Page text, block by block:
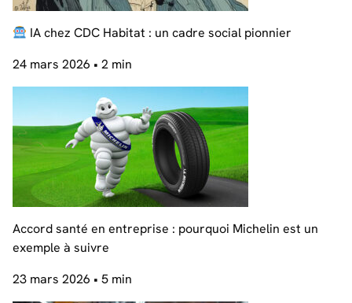
IA chez CDC Habitat : un cadre social pionnier
24 mars 2026 • 2 min
Accord santé en entreprise : pourquoi Michelin est un
exemple à suivre
23 mars 2026 • 5 min